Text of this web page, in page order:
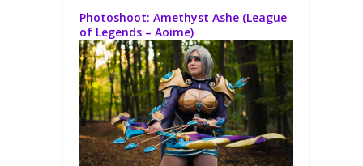
Photoshoot: Amethyst Ashe (League
of Legends – Aoime)